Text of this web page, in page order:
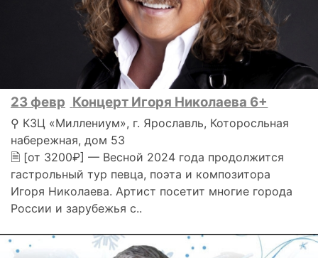
23 февр Концерт Игоря Николаева 6+
⚲ КЗЦ «Миллениум», г. Ярославль, Которосльная
набережная, дом 53
🗎 [от 3200₽] — Весной 2024 года продолжится
гастрольный тур певца, поэта и композитора
Игоря Николаева. Артист посетит многие города
России и зарубежья с..